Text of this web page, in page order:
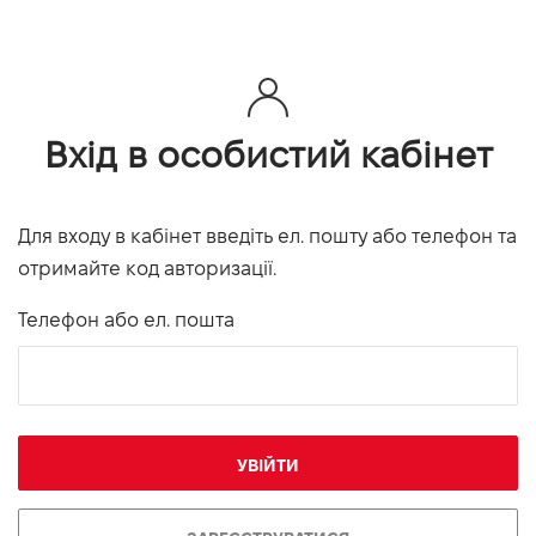
Вхід в особистий кабінет
Для входу в кабінет введіть ел. пошту або телефон та
отримайте код авторизації.
Телефон або ел. пошта
УВІЙТИ